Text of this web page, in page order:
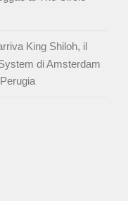
King Shiloh, il
di Amsterdam